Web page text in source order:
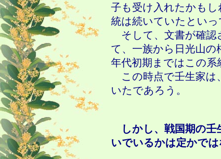
子も受け入れたかも
統は続いていたとい
そして、文書が確認
て、一族から日光山
年代初期まではこの
この時点で壬生家は
いたであろう。
しかし、戦国期の壬
いでいるかは定かで